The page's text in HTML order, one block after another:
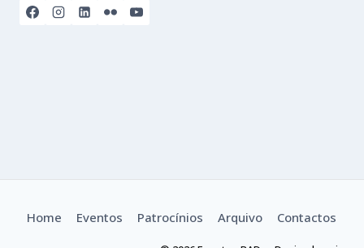
Home Eventos Patrocínios Arquivo Contactos